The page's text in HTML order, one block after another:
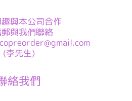
與本公司合作
與我們聯絡
(李先生)
絡我們